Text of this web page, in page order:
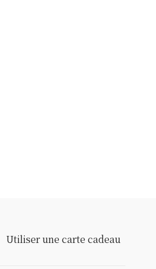
Utiliser une carte cadeau